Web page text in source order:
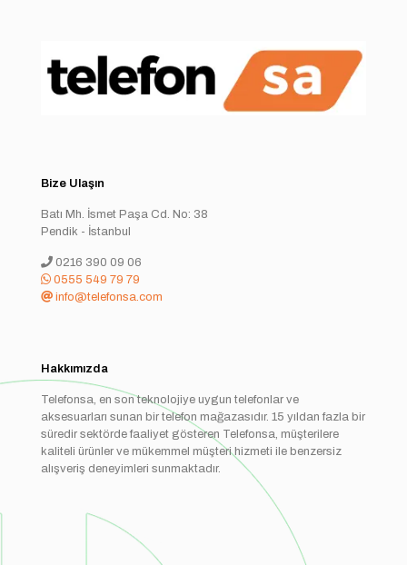
Bize Ulaşın
Batı Mh. İsmet Paşa Cd. No: 38
Pendik - İstanbul
0216 390 09 06
0555 549 79 79
info@telefonsa.com
Hakkımızda
Telefonsa, en son teknolojiye uygun telefonlar ve
aksesuarları sunan bir telefon mağazasıdır. 15 yıldan fazla bir
süredir sektörde faaliyet gösteren Telefonsa, müşterilere
kaliteli ürünler ve mükemmel müşteri hizmeti ile benzersiz
alışveriş deneyimleri sunmaktadır.